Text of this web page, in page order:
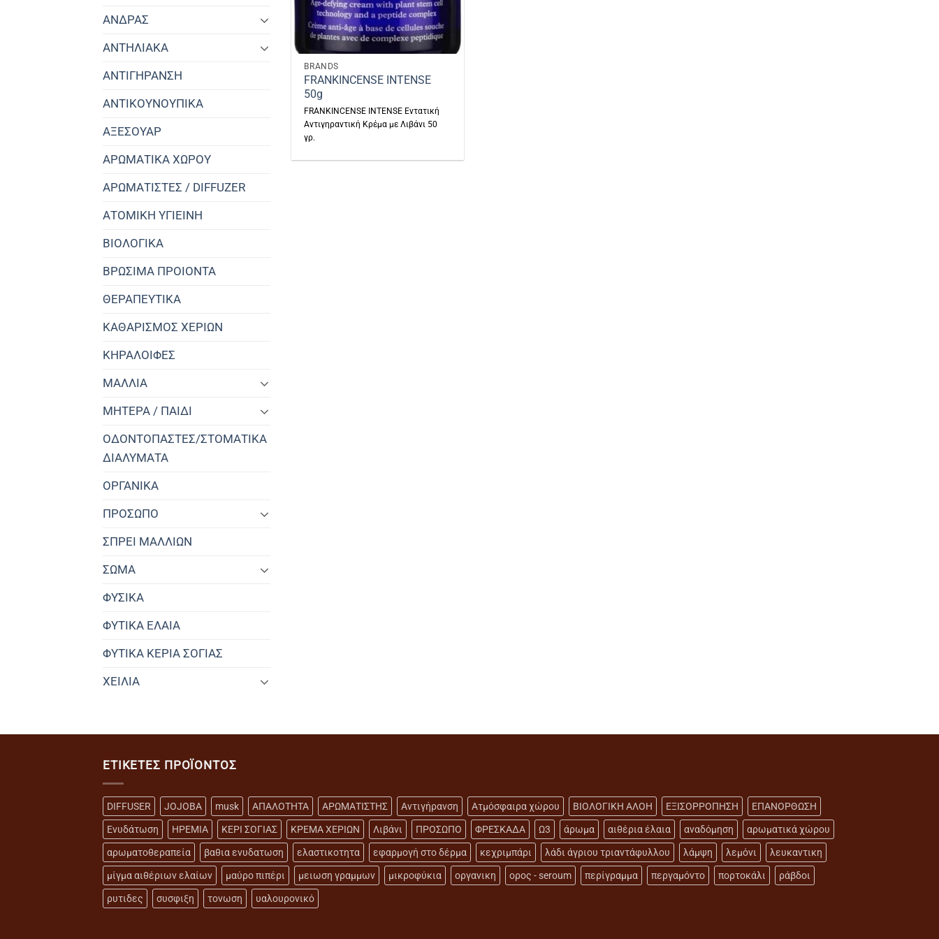
ΑΝΔΡΑΣ
ΑΝΤΗΛΙΑΚΑ
ΑΝΤΙΓΗΡΑΝΣΗ
ΑΝΤΙΚΟΥΝΟΥΠΙΚΑ
ΑΞΕΣΟΥΑΡ
ΑΡΩΜΑΤΙΚΑ ΧΩΡΟΥ
ΑΡΩΜΑΤΙΣΤΕΣ / DIFFUZER
ΑΤΟΜΙΚΗ ΥΓΙΕΙΝΗ
ΒΙΟΛΟΓΙΚΑ
ΒΡΩΣΙΜΑ ΠΡΟΙΟΝΤΑ
ΘΕΡΑΠΕΥΤΙΚΑ
ΚΑΘΑΡΙΣΜΟΣ ΧΕΡΙΩΝ
ΚΗΡΑΛΟΙΦΕΣ
ΜΑΛΛΙΑ
ΜΗΤΕΡΑ / ΠΑΙΔΙ
ΟΔΟΝΤΟΠΑΣΤΕΣ/ΣΤΟΜΑΤΙΚΑ
ΔΙΑΛΥΜΑΤΑ
ΟΡΓΑΝΙΚΑ
ΠΡΟΣΩΠΟ
ΣΠΡΕΙ ΜΑΛΛΙΩΝ
ΣΩΜΑ
ΦΥΣΙΚΑ
ΦΥΤΙΚΑ ΕΛΑΙΑ
ΦΥΤΙΚΑ ΚΕΡΙΑ ΣΟΓΙΑΣ
ΧΕΙΛΙΑ
BRANDS
FRANKINCENSE INTENSE
50g
FRANKINCENSE INTENSE Εντατική
Αντιγηραντική Κρέμα με Λιβάνι 50
γρ.
ΕΤΙΚΈΤΕΣ ΠΡΟΪΌΝΤΟΣ
DIFFUSER JOJOBA musk ΑΠΑΛΟΤΗΤΑ ΑΡΩΜΑΤΙΣΤΗΣ Αντιγήρανση Ατμόσφαιρα χώρου ΒΙΟΛΟΓΙΚΗ ΑΛΟΗ ΕΞΙΣΟΡΡΟΠΗΣΗ ΕΠΑΝΟΡΘΩΣΗ
Ενυδάτωση ΗΡΕΜΙΑ ΚΕΡΙ ΣΟΓΙΑΣ ΚΡΕΜΑ ΧΕΡΙΩΝ Λιβάνι ΠΡΟΣΩΠΟ ΦΡΕΣΚΑΔΑ Ω3 άρωμα αιθέρια έλαια αναδόμηση αρωματικά χώρου
αρωματοθεραπεία βαθια ενυδατωση ελαστικοτητα εφαρμογή στο δέρμα κεχριμπάρι λάδι άγριου τριαντάφυλλου λάμψη λεμόνι λευκαντικη
μίγμα αιθέριων ελαίων μαύρο πιπέρι μειωση γραμμων μικροφύκια οργανικη ορος - seroum περίγραμμα περγαμόντο πορτοκάλι ράβδοι
ρυτιδες συσφιξη τονωση υαλουρονικό